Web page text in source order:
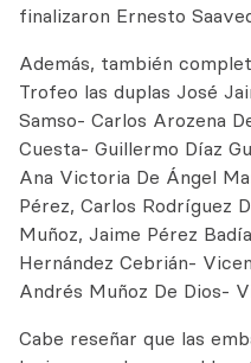
finalizaron Ernesto
Además, también
Trofeo las duplas José
Samso- Carlos Arozena
Cuesta- Guillermo Díaz
Ana Victoria De Ángel
Pérez, Carlos Rodríguez
Muñoz, Jaime Pérez
Hernández Cebrián-
Andrés Muñoz De Dios-
Cabe reseñar que las